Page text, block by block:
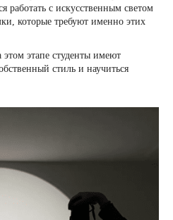
работать с искусственным светом
которые требуют именно этих
этапе студенты имеют
стиль и научиться